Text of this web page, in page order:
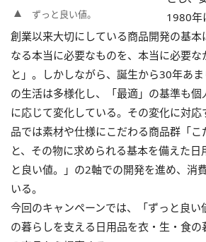
ずっと良い値。
1980年
創業以来大切にしている商品開発の基本
なる本当に必要なものを、本当に必要な
と」。しかしながら、誕生から30年あ
の生活は多様化し、「最適」の基準も個
に応じて変化している。その変化に対
品では素材や仕様にこだわる商品群「こ
と、その物に求められる基本を備えた日
と良い値。」の2軸での開発を進め、消
いる。
今回のキャンペーンでは、「ずっと良い
の暮らしを支える日用品を衣・生・食の